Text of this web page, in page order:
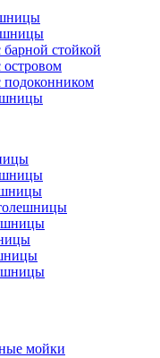
стойкой
мойки